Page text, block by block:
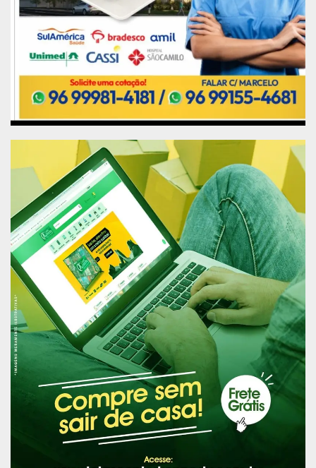
Sistema Judicial e Assembleia Legislativa do
Amapá (ALAP).
Durante o evento a juíza de direito Elayne
Cantuária fez a leitura da Carta de Macapá e ao
seu convite, os representantes das instituições e
dos poderes se colocaram ao redor da tribuna
como ato de apoiamento e reconhecimento de
que, apesar de todos os avanços alcançados
formalmente na legislação e na Constituição
Federal, a plena igualdade entre homens e
mulheres ainda não é a realidade e necessita que
todos assumam o compromisso de mudar essa
realidade. Após a leitura, todos os presentes